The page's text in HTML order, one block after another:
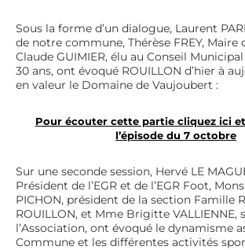
Sous la forme d’un dialogue, Laurent
de notre commune, Thérèse FREY, Maire
Claude GUIMIER, élu au Conseil
30 ans, ont évoqué ROUILLON d’hier à
en valeur le Domaine de Vaujoubert :
Pour écouter cette partie cliquez ici
l’épisode du 7 octobre
Sur une seconde session, Hervé LE
Président de l’EGR et de l’EGR Foot,
PICHON, président de la section Famille
ROUILLON, et Mme Brigitte VALLIENNE,
l’Association, ont évoqué le dynamisme
Commune et les différentes activités